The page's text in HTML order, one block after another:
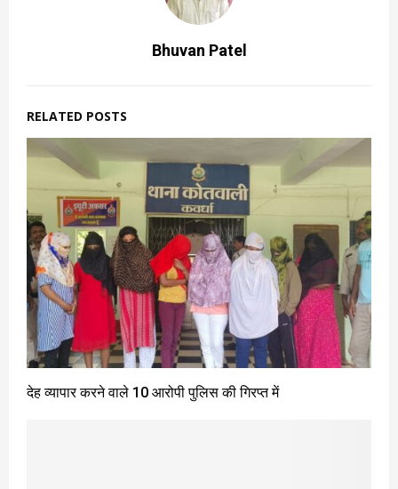
Bhuvan Patel
RELATED POSTS
देह व्यापार करने वाले 10 आरोपी पुलिस की गिरप्त में